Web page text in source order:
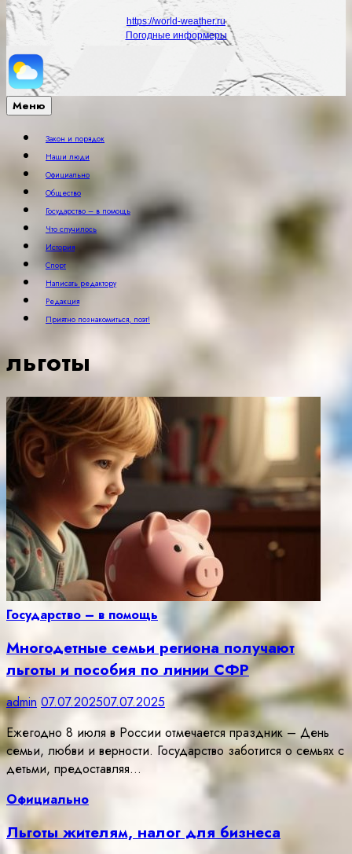
https://world-weather.ru
Погодные информеры
Меню
Закон и порядок
Наши люди
Официально
Общество
Государство – в помощь
Что случилось
История
Спорт
Написать редактору
Редакция
Приятно познакомиться, поэт!
льготы
Государство – в помощь
Многодетные семьи региона получают
льготы и пособия по линии СФР
admin 07.07.202507.07.2025
Ежегодно 8 июля в России отмечается праздник – День
семьи, любви и верности. Государство заботится о семьях с
детьми, предоставляя…
Официально
Льготы жителям, налог для бизнеса